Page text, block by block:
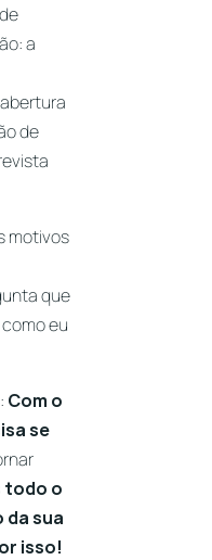
a
de
motivos
que
eu
Com o
se
todo o
sua
isso!